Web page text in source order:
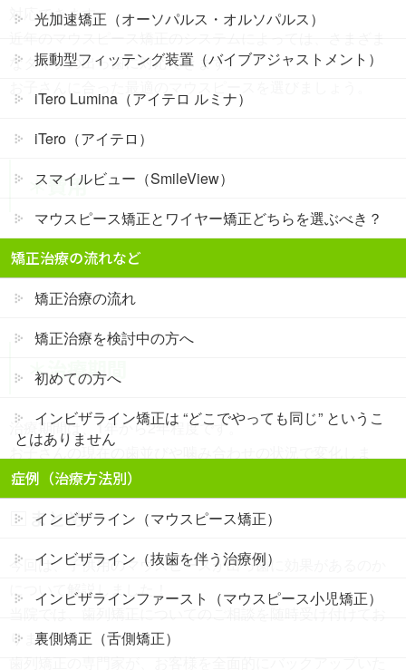
対応できます。
近年のマウスピース矯正のシステムによっては、さまざま
なタイプの出っ歯に対応できます。
＊費用
依頼する歯科医院にもよりますが、70〜100万円程度で子
供用のマウスピース治療ができます。
＊治療期間
治療期間は、1年から2年程度です。
お子さんの現在の歯並びや噛み合わせの状況で変化しま
す。
□まとめ
今回は、子供用のマウスピースが出っ歯に効果があるのか
について解説しました！
当院では、歯列矯正についてのご相談を随時受け付けてお
ります。
歯列矯正の専門家が、お客様を全面的にバックアップいた
光加速矯正（オーソパルス・オルソパルス）
振動型フィッテング装置（バイブアジャストメント）
iTero Lumina（アイテロ ルミナ）
iTero（アイテロ）
スマイルビュー（SmileView）
マウスピース矯正とワイヤー矯正どちらを選ぶべき？
矯正治療の流れなど
矯正治療の流れ
矯正治療を検討中の方へ
初めての方へ
インビザライン矯正は “どこでやっても同じ” というこ
とはありません
症例（治療方法別）
インビザライン（マウスピース矯正）
インビザライン（抜歯を伴う治療例）
インビザラインファースト（マウスピース小児矯正）
裏側矯正（舌側矯正）